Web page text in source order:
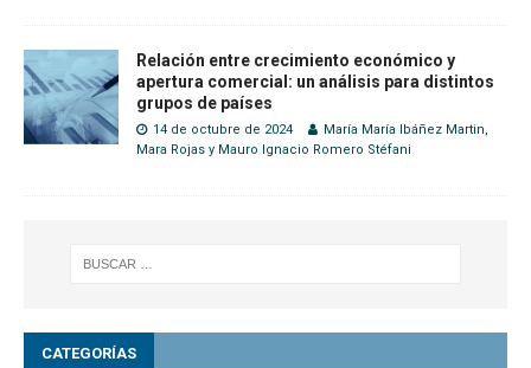
Relación entre crecimiento económico y
apertura comercial: un análisis para distintos
grupos de países
14 de octubre de 2024 María María Ibáñez Martin,
Mara Rojas y Mauro Ignacio Romero Stéfani
CATEGORÍAS